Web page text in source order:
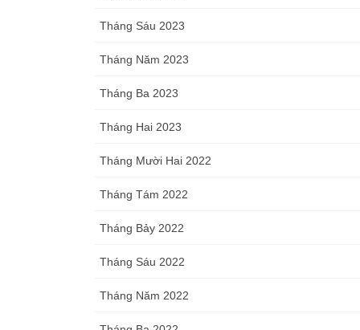
Tháng Sáu 2023
Tháng Năm 2023
Tháng Ba 2023
Tháng Hai 2023
Tháng Mười Hai 2022
Tháng Tám 2022
Tháng Bảy 2022
Tháng Sáu 2022
Tháng Năm 2022